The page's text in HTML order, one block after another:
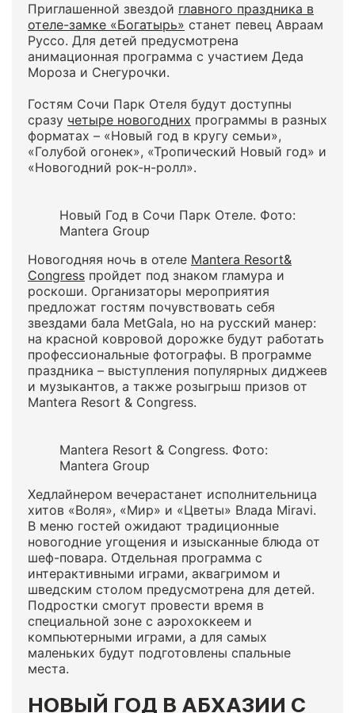
Приглашенной звездой главного праздника в
отеле-замке «Богатырь» станет певец Авраам
Руссо. Для детей предусмотрена
анимационная программа с участием Деда
Мороза и Снегурочки.
Гостям Сочи Парк Отеля будут доступны
сразу четыре новогодних программы в разных
форматах – «Новый год в кругу семьи»,
«Голубой огонек», «Тропический Новый год» и
«Новогодний рок-н-ролл».
Новый Год в Сочи Парк Отеле. Фото:
Mantera Group
Новогодняя ночь в отеле Mantera Resort&
Congress пройдет под знаком гламура и
роскоши. Организаторы мероприятия
предложат гостям почувствовать себя
звездами бала MetGala, но на русский манер:
на красной ковровой дорожке будут работать
профессиональные фотографы. В программе
праздника – выступления популярных диджеев
и музыкантов, а также розыгрыш призов от
Mantera Resort & Congress.
Mantera Resort & Congress. Фото:
Mantera Group
Хедлайнером вечерастанет исполнительница
хитов «Воля», «Мир» и «Цветы» Влада Miravi.
В меню гостей ожидают традиционные
новогодние угощения и изысканные блюда от
шеф-повара. Отдельная программа с
интерактивными играми, аквагримом и
шведским столом предусмотрена для детей.
Подростки смогут провести время в
специальной зоне с аэрохоккеем и
компьютерными играми, а для самых
маленьких будут подготовлены спальные
места.
НОВЫЙ ГОД В АБХАЗИИ С